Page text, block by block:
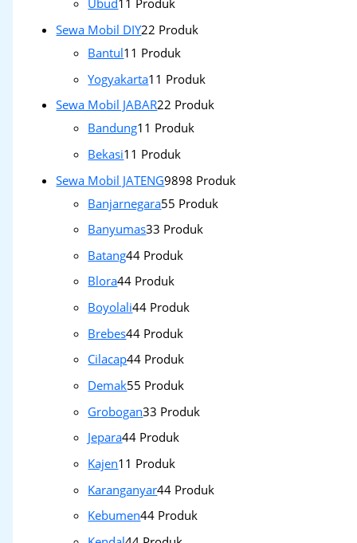
Ubud1 1 Produk
Sewa Mobil DIY22 Produk
Bantul1 1 Produk
Yogyakarta1 1 Produk
Sewa Mobil JABAR22 Produk
Bandung1 1 Produk
Bekasi1 1 Produk
Sewa Mobil JATENG9898 Produk
Banjarnegara55 Produk
Banyumas33 Produk
Batang44 Produk
Blora44 Produk
Boyolali44 Produk
Brebes44 Produk
Cilacap44 Produk
Demak55 Produk
Grobogan33 Produk
Jepara44 Produk
Kajen1 1 Produk
Karanganyar44 Produk
Kebumen44 Produk